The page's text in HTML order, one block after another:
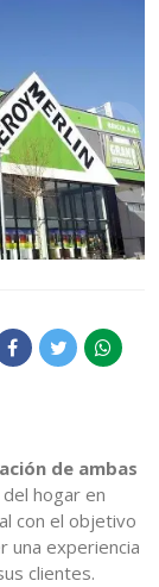
de ambas
hogar en
con el objetivo
una experiencia
clientes.